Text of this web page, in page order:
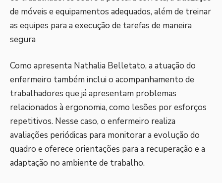
de móveis e equipamentos adequados, além de treinar
as equipes para a execução de tarefas de maneira
segura
Como apresenta Nathalia Belletato, a atuação do
enfermeiro também inclui o acompanhamento de
trabalhadores que já apresentam problemas
relacionados à ergonomia, como lesões por esforços
repetitivos. Nesse caso, o enfermeiro realiza
avaliações periódicas para monitorar a evolução do
quadro e oferece orientações para a recuperação e a
adaptação no ambiente de trabalho.